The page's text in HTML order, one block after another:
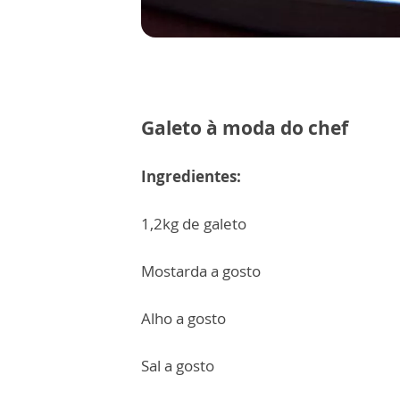
Galeto à moda do chef
Ingredientes:
1,2kg de galeto
Mostarda a gosto
Alho a gosto
Sal a gosto